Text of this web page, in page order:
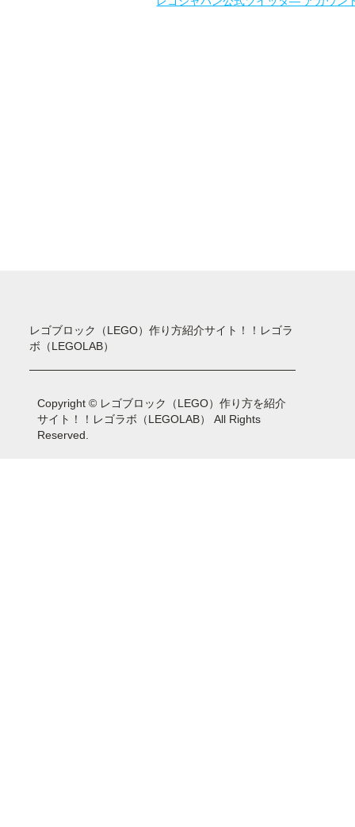
レゴブロック（LEGO）作り方紹介サイト！！レゴラ
ボ（LEGOLAB）
Copyright © レゴブロック（LEGO）作り方を紹介
サイト！！レゴラボ（LEGOLAB） All Rights
Reserved.